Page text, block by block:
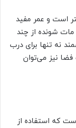
5 وات در هر متر است و عمر مفید
مات شونده از چند
نه تنها برای درب
فضا نیز می‌توان
که استفاده از